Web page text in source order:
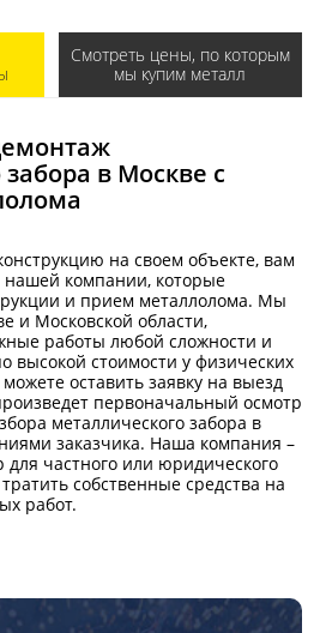
Смотреть цены, по которым
мы купим металл
в Москве с
на своем объекте, вам
нашей компании, которые
и прием металлолома. Мы
и Московской области,
работы любой сложности и
высокой стоимости у физических
оставить заявку на выезд
первоначальный осмотр
металлического забора в
заказчика. Наша компания –
частного или юридического
собственные средства на
работ.